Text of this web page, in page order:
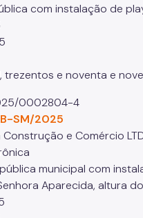
com instalação de
trezentos e noventa e
0002804-4
SM/2025
Construção e Comércio
municipal com
Aparecida, altura